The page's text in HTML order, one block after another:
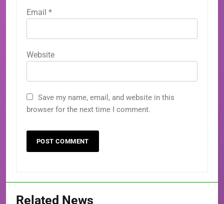
Email *
Website
Save my name, email, and website in this
browser for the next time I comment.
Related News